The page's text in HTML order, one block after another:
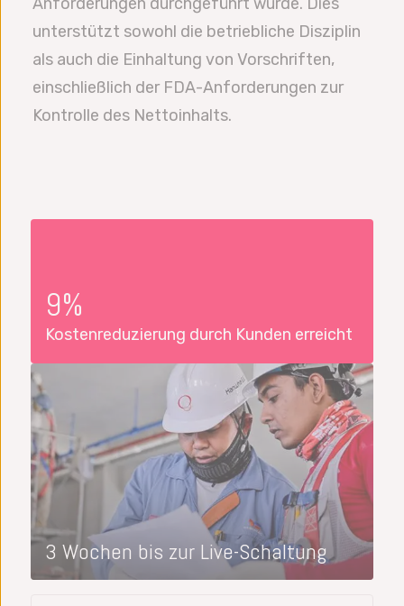
unterstützt sowohl die betriebliche Disziplin
als auch die Einhaltung von Vorschriften,
einschließlich der FDA-Anforderungen zur
Kontrolle des Nettoinhalts.
9%
Kostenreduzierung durch Kunden erreicht
3 Wochen bis zur Live-Schaltung